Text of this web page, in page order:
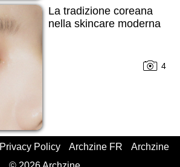
La tradizione coreana
nella skincare moderna
4
Privacy Policy Archzine FR
Archzine